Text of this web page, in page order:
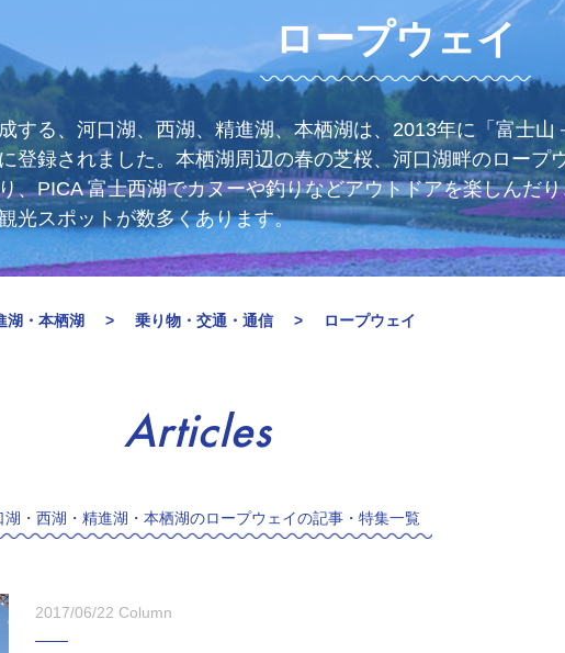
ロープウェイ
する、河口湖、西湖、精進湖、本栖湖は、2013年に「富士
登録されました。本栖湖周辺の春の芝桜、河口湖畔のロープ
、PICA 富士西湖でカヌーや釣りなどアウトドアを楽しんだ
光スポットが数多くあります。
湖・本栖湖 乗り物・交通・通信 ロープウェイ
Articles
湖・西湖・精進湖・本栖湖のロープウェイの記事・特集一覧
2017/06/22 Column